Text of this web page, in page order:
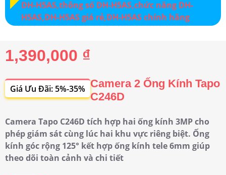
1,390,000 ₫
Giá Ưu Đãi: 5%-35% Camera 2 Ống Kính Tapo
C246D
Camera Tapo C246D tích hợp hai ống kính 3MP cho
phép giám sát cùng lúc hai khu vực riêng biệt. Ống
kính góc rộng 125° kết hợp ống kính tele 6mm giúp
theo dõi toàn cảnh và chi tiết